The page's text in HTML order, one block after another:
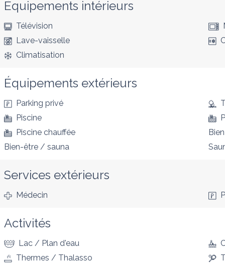
Équipements intérieurs
Télévision
Lave-vaisselle
Climatisation
Équipements extérieurs
Parking privé
Piscine
Piscine chauffée
Bien-être / sauna
Services extérieurs
Médecin
Activités
Lac / Plan d'eau
Thermes / Thalasso